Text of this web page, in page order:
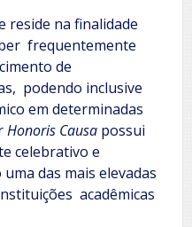
reside na finalidade
frequentemente
de
podendo inclusive
em determinadas
Honoris Causa possui
celebrativo e
das mais elevadas
acadêmicas